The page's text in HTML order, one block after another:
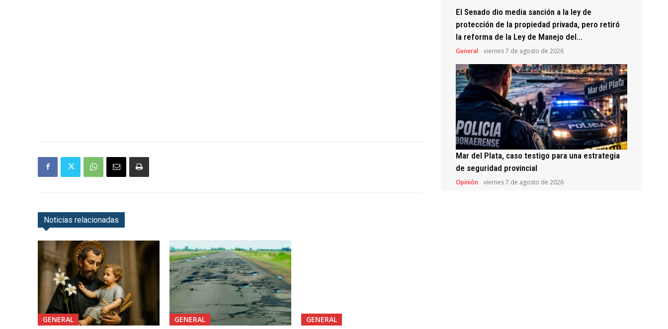
Noticias relacionadas
GENERAL
GENERAL
GENERAL
El Senado dio media sanción a la ley de
protección de la propiedad privada, pero retiró
la reforma de la Ley de Manejo del...
General viernes 7 de agosto de 2026
Mar del Plata, caso testigo para una estrategia
de seguridad provincial
Opinión viernes 7 de agosto de 2026